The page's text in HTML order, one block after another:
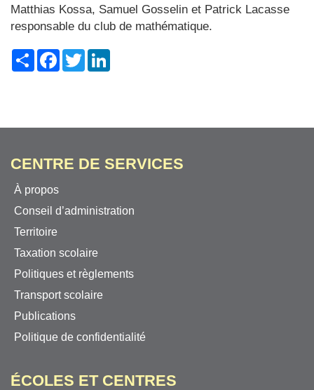
Matthias Kossa, Samuel Gosselin et Patrick Lacasse
responsable du club de mathématique.
ShareFacebook
Twitter
CENTRE DE SERVICES
À propos
Conseil d’administration
Territoire
Taxation scolaire
Politiques et règlements
Transport scolaire
Publications
Politique de confidentialité
ÉCOLES ET CENTRES